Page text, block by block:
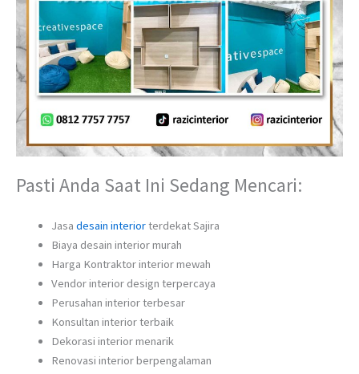
Pasti Anda Saat Ini Sedang Mencari:
Jasa desain interiorterdekat Sajira
Biaya desain interior murah
Harga Kontraktor interior mewah
Vendor interior design terpercaya
Perusahan interior terbesar
Konsultan interior terbaik
Dekorasi interior menarik
Renovasi interior berpengalaman